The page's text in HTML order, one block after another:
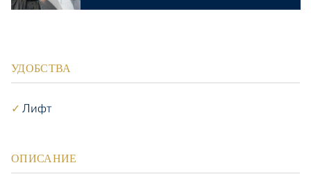
УДОБСТВА
✓ Лифт
ОПИСАНИЕ